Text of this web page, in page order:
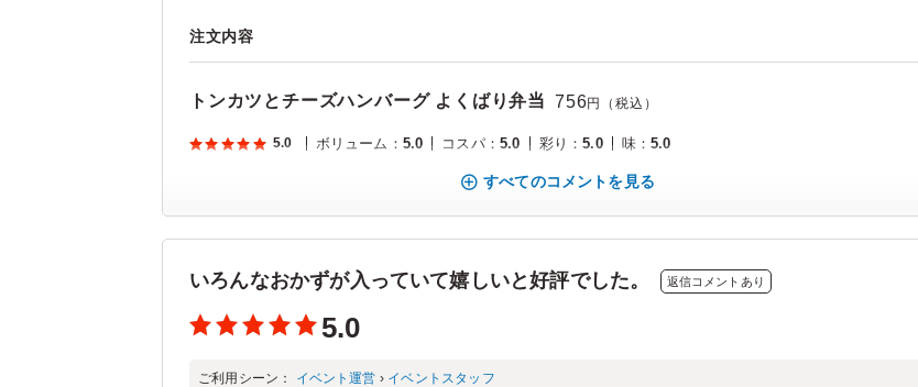
注文内容
トンカツとチーズハンバーグ よくばり弁当 756円（税込）
5.0 ボリューム ： 5.0 コスパ： 5.0 彩り ：5.0 味：5.0
すべてのコメントを見る
いろんなおかずが入っていて嬉しいと好評でした。 返信コメントあり
5.0
ご利用シーン： イベント運営 › イベントスタッフ